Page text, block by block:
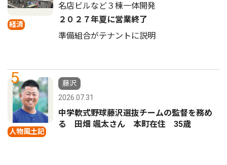
経済
名店ビルなど３棟一体開発
２０２７年夏に営業終了
準備組合がテナントに説明
5
人物風土記
藤沢
2026.07.31
中学軟式野球藤沢選抜チームの監督を務め
る 田畑 颯太さん 本町在住 35歳